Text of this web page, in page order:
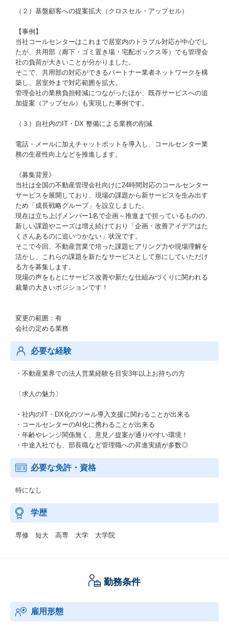
（２）基盤顧客への提案拡大（クロスセル・アップセル）
【事例】
当社コールセンターはこれまで居室内のトラブル対応が中心でし
たが、共用部（廊下・ゴミ置き場・宅配ボックス等）でも管理会
社の負荷が大きいことが分かりました。
そこで、共用部の対応ができるパートナー業者ネットワークを構
築し、居室外まで対応範囲を拡大。
管理会社の業務負担軽減につながったほか、既存サービスへの追
加提案（アップセル）も実現した事例です。
（３）自社内のIT・DX 整備による業務の削減
電話・メールに加えチャットボットを導入し、コールセンター業
務の生産性向上などを推進します。
《募集背景》
当社は全国の不動産管理会社向けに24時間対応のコールセンター
サービスを展開しており、現場の課題から新サービスを生み出す
ため「成長戦略グループ」を設立しました。
現在は立ち上げメンバー1名で企画～推進まで担っているものの、
新しい課題やニーズは増え続けており「企画・改善アイデアはた
くさんあるのに追いつかない」状況です。
そこで今回、不動産営業で培った課題ヒアリング力や現場理解を
活かし、これらの課題を新たなサービスとして形にしていただけ
る方を募集します。
現場の声をもとにサービス改善や新たな仕組みづくりに関われる
裁量の大きいポジションです！
変更の範囲：有
会社の定める業務
必要な経験
・不動産業界での法人営業経験を目安3年以上お持ちの方
〔求人の魅力〕
・社内のIT・DX化のツール導入支援に関わることが出来る
・コールセンターのAI化に携わることが出来る
・年齢やレンジ関係無く、意見／提案が通りやすい環境！
・中途入社でも、部長職など管理職への昇進実績が多数◎
必要な免許・資格
特になし
学歴
専修 短大 高専 大学 大学院
勤務条件
雇用形態